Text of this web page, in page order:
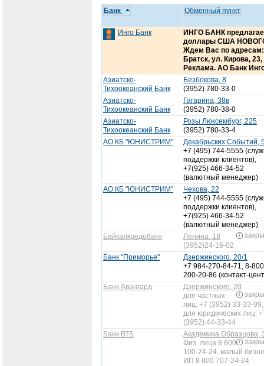
Банк Обменный пункт
Инго Банк
ИНГО БАНК
доллары США
Ждем Вас по адресам:
Братск, ул. Кирова,
Реклама. АО Банк
Азиатско-
Тихоокеанский Банк
Безбокова, 8
(3952) 780-33-0
Азиатско-
Тихоокеанский Банк
Гагарина, 38в
(3952) 780-38-0
Азиатско-
Тихоокеанский Банк
Розы Люксембург, 225
(3952) 780-33-4
АО КБ "ЮНИСТРИМ"
Декабрьских Событий,
+7 (495) 744-5555
поддержки клиентов),
+7(925) 466-34-52
(валютный менеджер)
АО КБ "ЮНИСТРИМ"
Чехова, 22
+7 (495) 744-5555
поддержки клиентов),
+7(925) 466-34-52
(валютный менеджер)
Байкалкредобанк
Ленина, 18
(3952)24-16-02
Банк "Приморье"
Дзержинского, 20/1
+7 984-270-84-71, 8-
200-20-86 (контакт-
Банк Авангард
Дзержинского, 20
для частных
лиц: +7 (3952) 33-33-99,
для юридических лиц:
(3952) 44-33-44
Банк ВТБ
Академика Образцова,
Физ. лица 8 800
100-24-24, малый
ИП 8 800 707-24-24